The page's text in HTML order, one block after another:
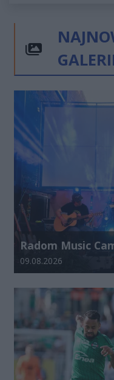
Radom Music
Data dodania galerii:
09.08.2026